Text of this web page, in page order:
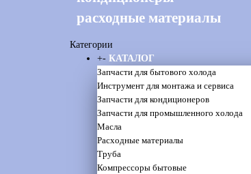
расходные материалы
Категории
+- КАТАЛОГ
Запчасти для бытового холода
Инструмент для монтажа и сервиса
Запчасти для кондиционеров
Запчасти для промышленного холода
Масла
Расходные материалы
Труба
Компрессоры бытовые